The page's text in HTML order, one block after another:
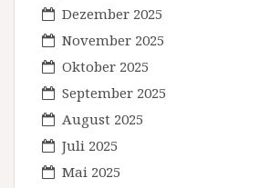
Dezember 2025
November 2025
Oktober 2025
September 2025
August 2025
Juli 2025
Mai 2025